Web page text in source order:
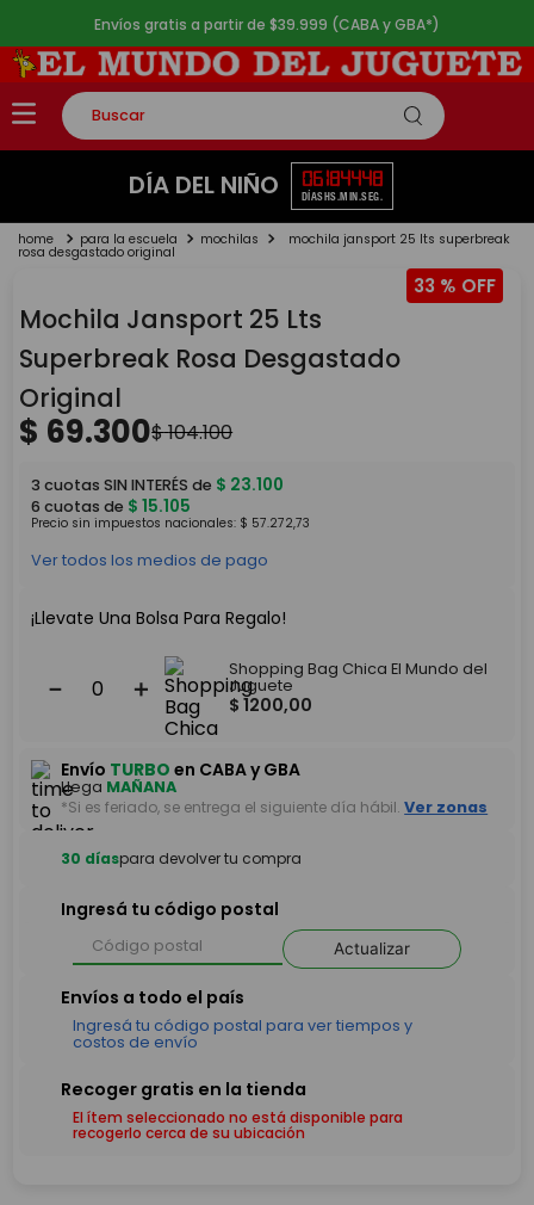
Envíos gratis a partir de $39.999 (CABA y GBA*)
Buscar
TÉRMINOS MÁS BUSCADOS
2.
lego
4.
monopatin
5. toy story
DÍA DEL NIÑO 06
DÍAS
18
HS.
44
MIN.
48
SEG.
para la escuela mochilas mochila jansport 25 lts superbreak
rosa desgastado original
33 %
Mochila Jansport 25 Lts
Superbreak Rosa Desgastado
Original
$ 69.300$104.100
3 cuotas SIN INTERÉS de $ 23.100
6 cuotas de $ 15.105
Precio sin impuestos nacionales: $ 57.272,73
Ver todos los medios de pago
¡Llevate Una Bolsa Para Regalo!
＋
－
Shopping Bag Chica El Mundo del
Juguete
$ 1200,00
Envío TURBO en CABA y GBA
Llega MAÑANA
*Si es feriado, se entrega el siguiente día hábil. Ver zonas
30 díaspara devolver tu compra
Ingresá tu código postal
Actualizar
El ítem seleccionado no está disponible para
recogerlo cerca de su ubicación